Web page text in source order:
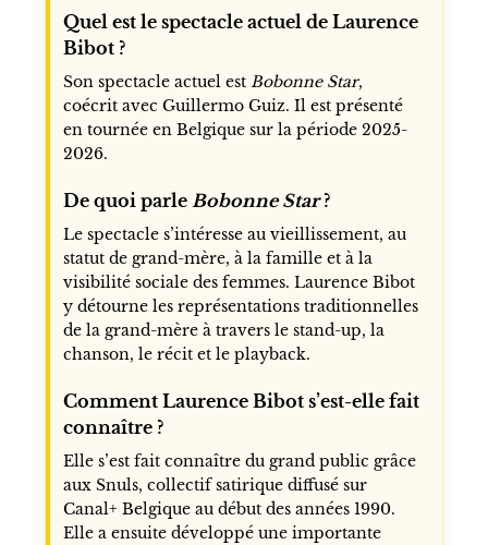
Quel est le spectacle actuel de Laurence
Bibot ?
Son spectacle actuel est Bobonne Star,
coécrit avec Guillermo Guiz. Il est présenté
en tournée en Belgique sur la période 2025-
2026.
De quoi parle Bobonne Star?
Le spectacle s’intéresse au vieillissement, au
statut de grand-mère, à la famille et à la
visibilité sociale des femmes. Laurence Bibot
y détourne les représentations traditionnelles
de la grand-mère à travers le stand-up, la
chanson, le récit et le playback.
Comment Laurence Bibot s’est-elle fait
connaître ?
Elle s’est fait connaître du grand public grâce
aux Snuls, collectif satirique diffusé sur
Canal+ Belgique au début des années 1990.
Elle a ensuite développé une importante